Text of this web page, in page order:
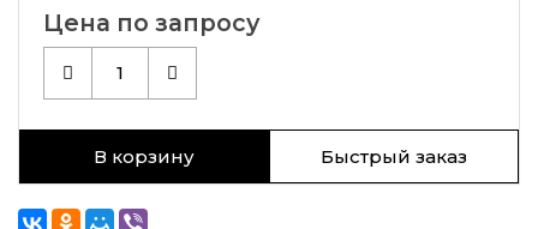
Цена по запросу
1
В корзину Быстрый заказ